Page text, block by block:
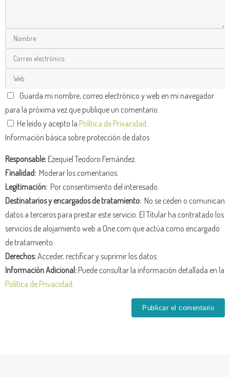
Guarda mi nombre, correo electrónico y web en mi navegador
para la próxima vez que publique un comentario.
He leído y acepto la Política de Privacidad.
Información básica sobre protección de datos
Responsable:Ezequiel Teodoro Fernández.
Finalidad: Moderar los comentarios.
Legitimación: Por consentimiento del interesado.
Destinatarios y encargados de tratamiento: No se ceden o comunican
datos a terceros para prestar este servicio. El Titular ha contratado los
servicios de alojamiento web a One.com que actúa como encargado
de tratamiento.
Derechos:Acceder, rectificar y suprimir los datos.
Información Adicional:Puede consultar la información detallada en la
Política de Privacidad.